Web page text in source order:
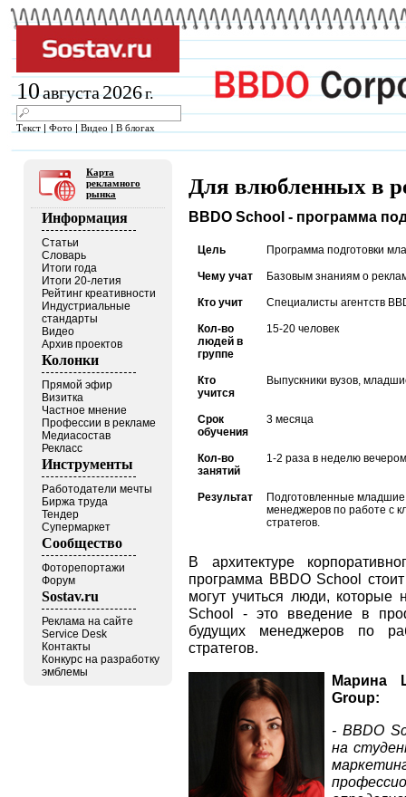
10августа2026г.
Текст | Фото | Видео | В блогах
Карта
рекламного
рынка
Информация
Статьи
Словарь
Итоги года
Итоги 20-летия
Рейтинг креативности
Индустриальные
стандарты
Видео
Архив проектов
Колонки
Прямой эфир
Визитка
Частное мнение
Профессии в рекламе
Медиасостав
Рекласс
Инструменты
Работодатели мечты
Биржа труда
Тендер
Супермаркет
Сообщество
Фоторепортажи
Форум
Sostav.ru
Реклама на сайте
Service Desk
Контакты
Конкурс на разработку
эмблемы
Для влюбленных в
BBDO School - программа
Цель Программа подготовки
Чему учат Базовым знаниям о
Кто учит Специалисты агентств
Кол-во
людей в
группе
15-20 человек
Кто
учится
Выпускники вузов,
Срок
обучения
3 месяца
Кол-во
занятий
1-2 раза в неделю вечером
Результат
Подготовленные младшие
менеджеров по работе с
стратегов.
В архитектуре
программа BBDO School
могут учиться люди,
School - это введение в
будущих менеджеров по
стратегов.
Марина
Group:
- BBDO
на